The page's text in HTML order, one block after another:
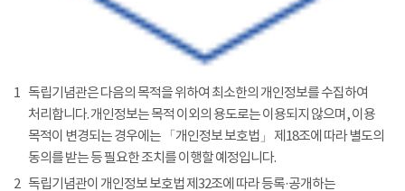
1 독립기념관은 다음의 목적을 위하여 최소한의 개인정보를 수집하여
처리합니다. 개인정보는 목적 이외의 용도로는 이용되지 않으며, 이용
목적이 변경되는 경우에는 「개인정보 보호법」 제18조에 따라 별도의
동의를 받는 등 필요한 조치를 이행할 예정입니다.
2 독립기념관이 개인정보 보호법 제32조에 따라 등록·공개하는